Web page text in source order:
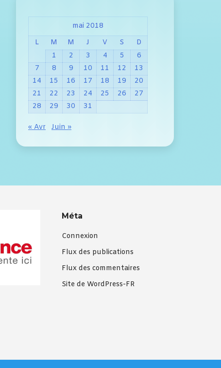
mai 2018
L
M M J V S
D
1
2 3 4 5
6
7
8 9 10 11 12
13
14
15 16 17 18 19
20
21
22 23 24 25 26
27
28
29 30 31
« Avr Juin »
Méta
Connexion
Flux des publications
Flux des commentaires
Site de WordPress-FR